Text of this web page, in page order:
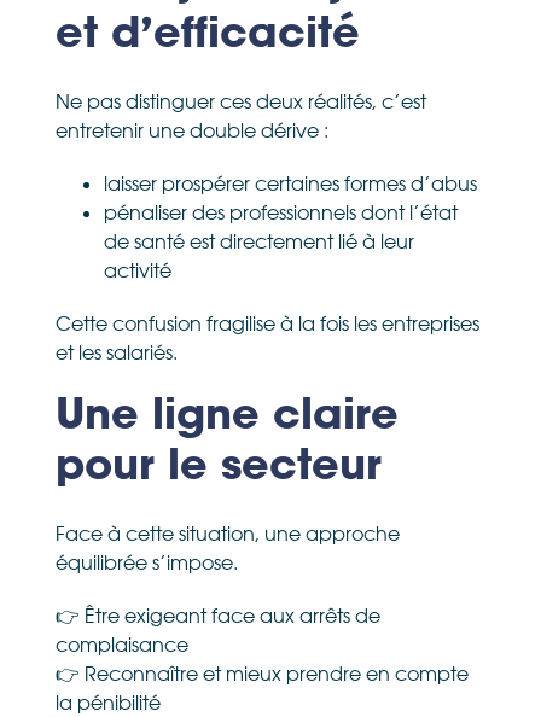
et d’efficacité
Ne pas distinguer ces deux réalités, c’est
entretenir une double dérive :
laisser prospérer certaines formes d’abus
pénaliser des professionnels dont l’état
de santé est directement lié à leur
activité
Cette confusion fragilise à la fois les entreprises
et les salariés.
Une ligne claire
pour le secteur
Face à cette situation, une approche
équilibrée s’impose.
👉 Être exigeant face aux arrêts de
complaisance
👉 Reconnaître et mieux prendre en compte
la pénibilité